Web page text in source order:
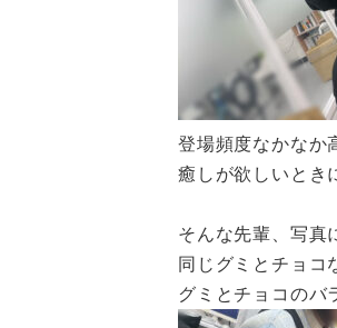
登場頻度なかなか
癒しが欲しいとき
そんな先輩、写真
同じグミとチョコ
グミとチョコのバ